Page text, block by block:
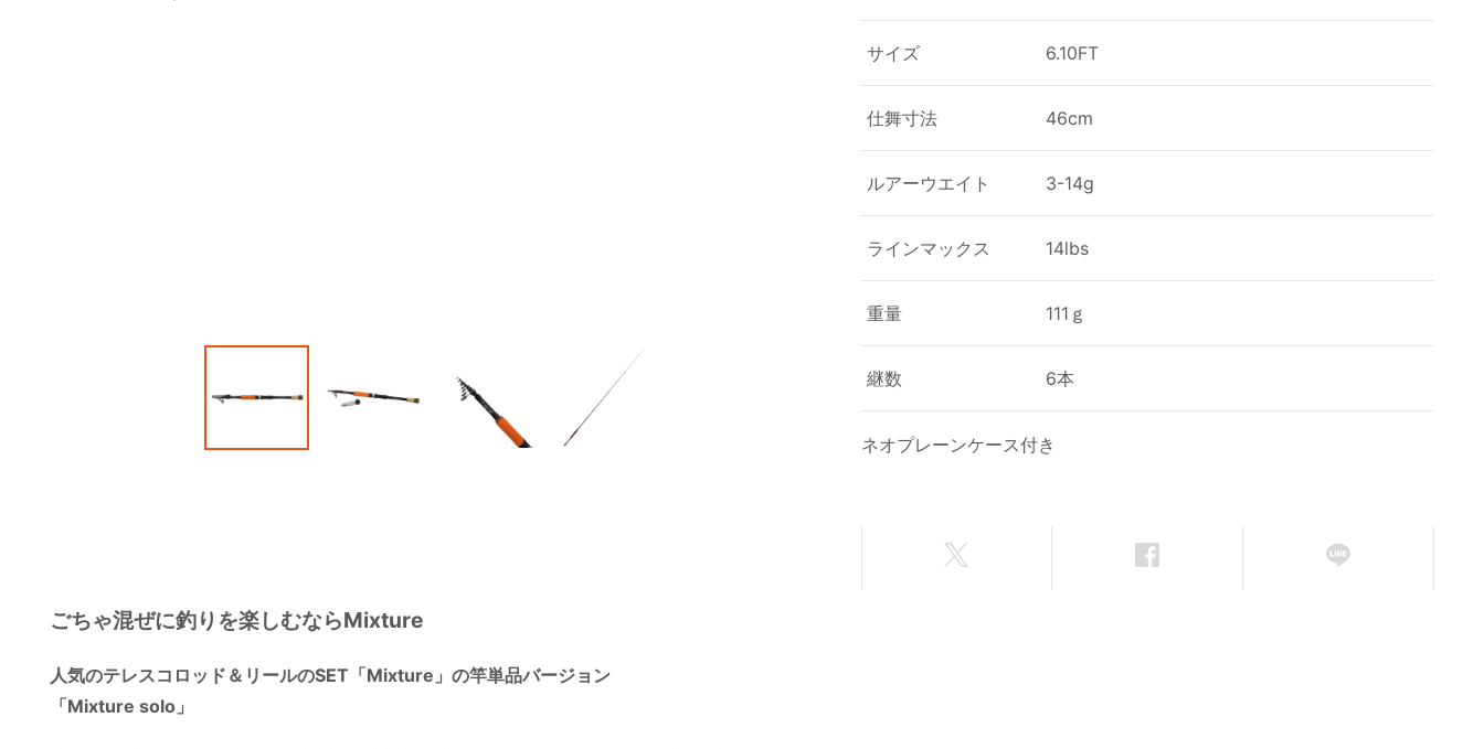
サイズ 6.10FT
仕舞寸法 46cm
ルアーウエイト 3-14g
ラインマックス 14lbs
重量 111ｇ
継数 6本
ネオプレーンケース付き
ごちゃ混ぜに釣りを楽しむならMixture
人気のテレスコロッド＆リールのSET「Mixture」の竿単品バージョン
「Mixture solo」